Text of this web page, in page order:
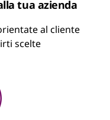
tua azienda
al cliente
scelte